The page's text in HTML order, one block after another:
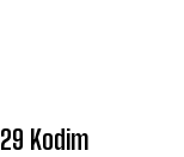
Kodim